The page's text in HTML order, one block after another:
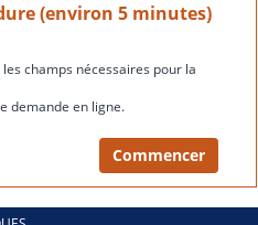
(environ 5 minutes)
champs nécessaires pour la
demande en ligne.